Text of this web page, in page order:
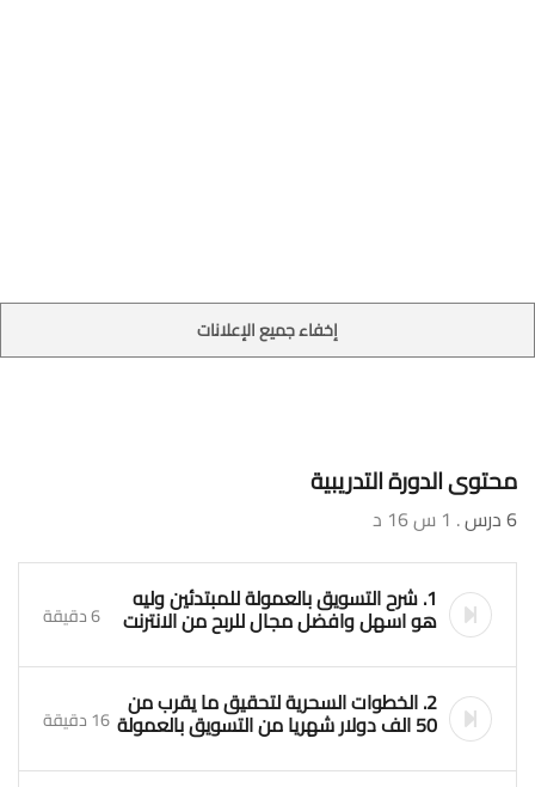
إخفاء جميع الإعلانات
محتوى الدورة التدريبية
6 درس . 1 س 16 د
1. شرح التسويق بالعمولة للمبتدئين وليه
هو اسهل وافضل مجال للربح من الانترنت 6 دقيقة
2. الخطوات السحرية لتحقيق ما يقرب من
50 الف دولار شهريا من التسويق بالعمولة 16 دقيقة